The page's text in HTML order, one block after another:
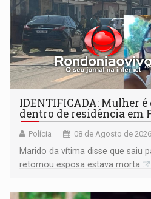
IDENTIFICADA: Mulher
dentro de residência em
Polícia 08 de Agosto de
Marido da vítima disse que saiu
retornou esposa estava morta